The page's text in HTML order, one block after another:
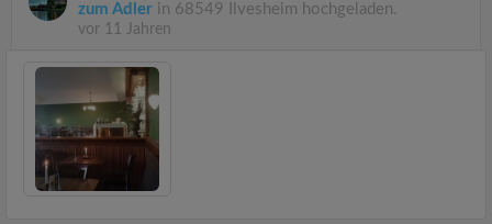
zum Adler in 68549 Ilvesheim hochgeladen.
vor 11 Jahren